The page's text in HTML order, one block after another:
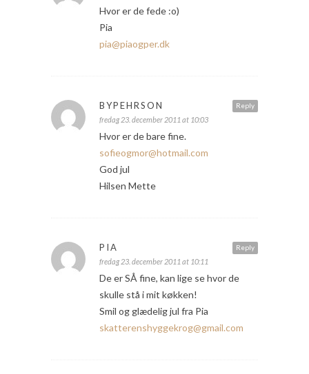
Hvor er de fede :o)
Pia
pia@piaogper.dk
Reply
BYPEHRSON
fredag 23. december 2011 at 10:03
Hvor er de bare fine.
sofieogmor@hotmail.com
God jul
Hilsen Mette
Reply
PIA
fredag 23. december 2011 at 10:11
De er SÅ fine, kan lige se hvor de
skulle stå i mit køkken!
Smil og glædelig jul fra Pia
skatterenshyggekrog@gmail.com